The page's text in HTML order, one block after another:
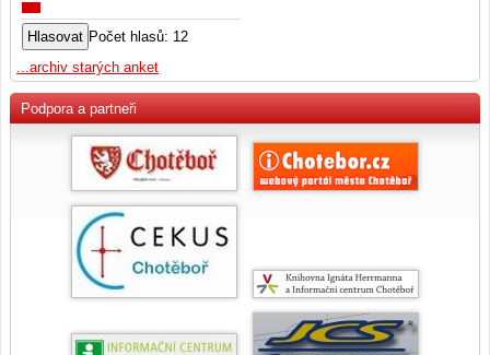
Počet hlasů: 12
...archiv starých anket
Podpora a partneři